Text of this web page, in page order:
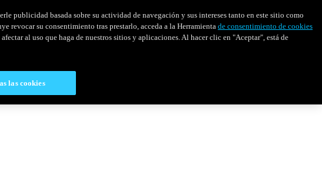
publicidad basada sobre su actividad de navegación y sus intereses tanto en este sitio como
revocar su consentimiento tras prestarlo, acceda a la Herramientade consentimiento de cookies
al uso que haga de nuestros sitios y aplicaciones. Al hacer clic en "Aceptar", está de
las cookies